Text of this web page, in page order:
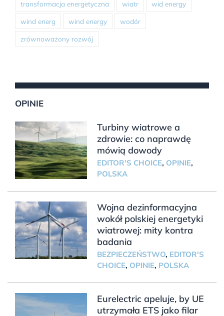
transformacja energetyczna wiatr wid energy
wind energ wind energy wodór
zrównoważony rozwój
OPINIE
Turbiny wiatrowe a
zdrowie: co naprawdę
mówią dowody
EDITOR'S CHOICE, OPINIE,
POLSKA
Wojna dezinformacyjna
wokół polskiej energetyki
wiatrowej: mity kontra
badania
BEZPIECZEŃSTWO, EDITOR'S
CHOICE, OPINIE, POLSKA
Eurelectric apeluje, by UE
utrzymała ETS jako filar